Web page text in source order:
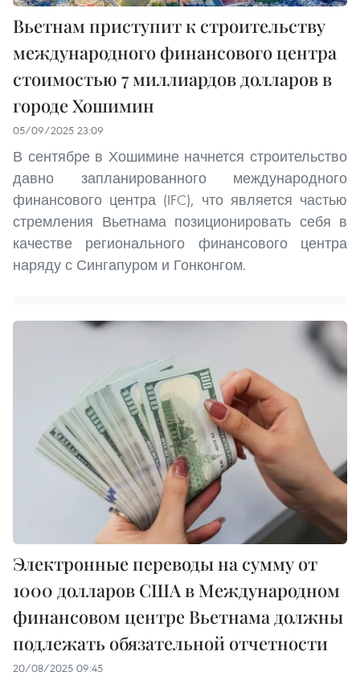
Вьетнам приступит к строительству
международного финансового центра
стоимостью 7 миллиардов долларов в
городе Хошимин
05/09/2025 23:09
В сентябре в Хошимине начнется строительство
давно запланированного международного
финансового центра (IFC), что является частью
стремления Вьетнама позиционировать себя в
качестве регионального финансового центра
наряду с Сингапуром и Гонконгом.
Электронные переводы на сумму от
1000 долларов США в Международном
финансовом центре Вьетнама должны
подлежать обязательной отчетности
20/08/2025 09:45